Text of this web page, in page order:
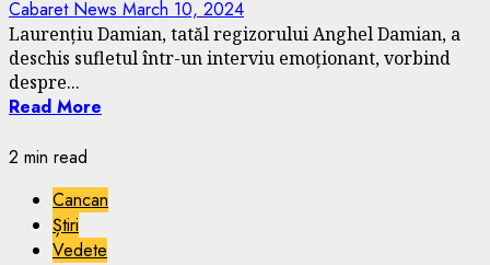
Cabaret News March 10, 2024
Laurențiu Damian, tatăl regizorului Anghel Damian, a
deschis sufletul într-un interviu emoționant, vorbind
despre...
Read More
2 min read
Cancan
Știri
Vedete